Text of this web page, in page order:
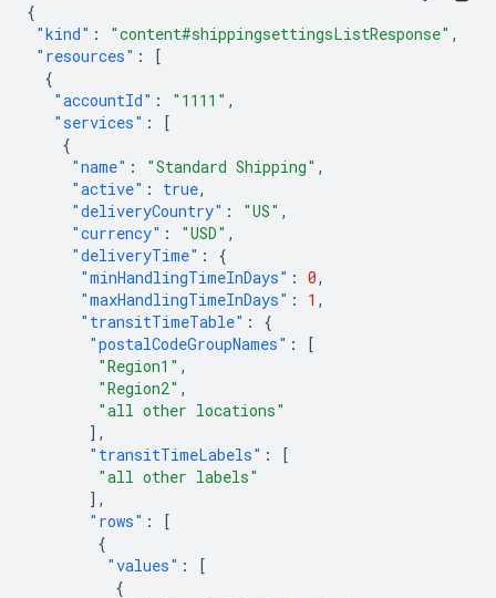
{
"kind" : "content#shippingsettingsListResponse" ,
"resources" :
[
{
"accountId" : "1111" ,
"services" :
[
{
"name" : "Standard Shipping" ,
"active" : true,
"deliveryCountry" : "US" ,
"currency" : "USD" ,
"deliveryTime" :
{
"minHandlingTimeInDays" : 0,
"maxHandlingTimeInDays" : 1 ,
"transitTimeTable" :
{
"postalCodeGroupNames" :
[
"Region1" ,
"Region2" ,
"all other locations"
],
"transitTimeLabels" :
[
"all other labels"
],
"rows" :
[
{
"values" :
[
{